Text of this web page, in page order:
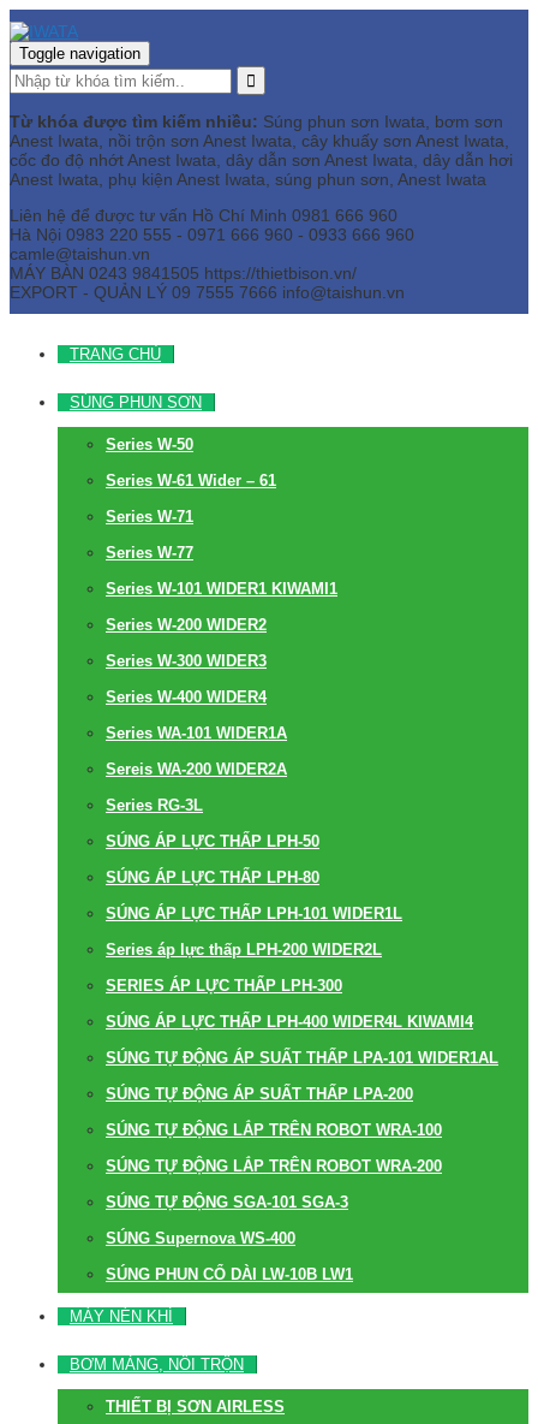
Toggle navigation
Từ khóa được tìm kiếm nhiều: Súng phun sơn Iwata, bơm sơn
Anest Iwata, nồi trộn sơn Anest Iwata, cây khuấy sơn Anest Iwata,
cốc đo độ nhớt Anest Iwata, dây dẫn sơn Anest Iwata, dây dẫn hơi
Anest Iwata, phụ kiện Anest Iwata, súng phun sơn, Anest Iwata
Liên hệ để được tư vấn Hồ Chí Minh 0981 666 960
Hà Nội 0983 220 555 - 0971 666 960 - 0933 666 960
camle@taishun.vn
MÁY BÀN 0243 9841505 https://thietbison.vn/
EXPORT - QUẢN LÝ 09 7555 7666 info@taishun.vn
TRANG CHỦ
SÚNG PHUN SƠN
Series W-50
Series W-61 Wider – 61
Series W-71
Series W-77
Series W-101 WIDER1 KIWAMI1
Series W-200 WIDER2
Series W-300 WIDER3
Series W-400 WIDER4
Series WA-101 WIDER1A
Sereis WA-200 WIDER2A
Series RG-3L
SÚNG ÁP LỰC THẤP LPH-50
SÚNG ÁP LỰC THẤP LPH-80
SÚNG ÁP LỰC THẤP LPH-101 WIDER1L
Series áp lực thấp LPH-200 WIDER2L
SERIES ÁP LỰC THẤP LPH-300
SÚNG ÁP LỰC THẤP LPH-400 WIDER4L KIWAMI4
SÚNG TỰ ĐỘNG ÁP SUẤT THẤP LPA-101 WIDER1AL
SÚNG TỰ ĐỘNG ÁP SUẤT THẤP LPA-200
SÚNG TỰ ĐỘNG LẮP TRÊN ROBOT WRA-100
SÚNG TỰ ĐỘNG LẮP TRÊN ROBOT WRA-200
SÚNG TỰ ĐỘNG SGA-101 SGA-3
SÚNG Supernova WS-400
SÚNG PHUN CỔ DÀI LW-10B LW1
MÁY NÉN KHÍ
BƠM MÀNG, NỒI TRỘN
THIẾT BỊ SƠN AIRLESS